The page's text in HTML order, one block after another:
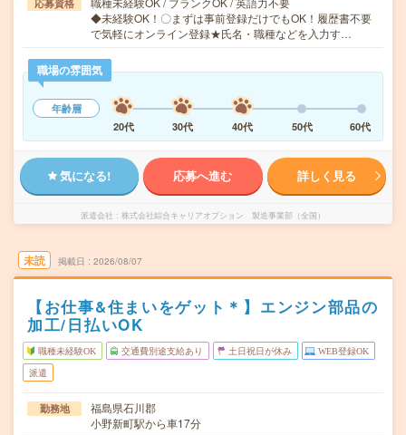
応募資格
◆未経験OK！〇まずは事前登録だけでもOK！履歴書不要
で気軽にオンライン登録★氏名・職種などを入力す…
職場の雰囲気
年齢層
20代
30代 40代 50代 60代
気になる! 応募へ進む 詳しく見る
派遣会社 株式会社綜合キャリアオプション 製造事業部（全国）
未読 掲載日 2026/08/07
【お仕事&住まいをゲット＊】エンジン部品の
加工/日払いOK
職種未経験OK 交通費別途支給あり 土日祝日が休み WEB登録OK
派遣
勤務地
福島県石川郡
小野新町駅から車17分